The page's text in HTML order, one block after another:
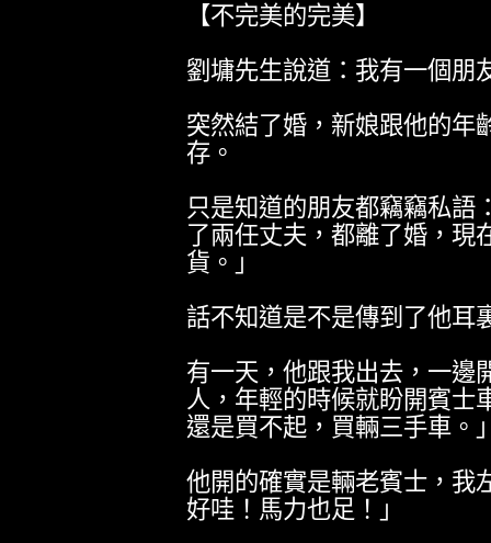
【不完美的完美】
劉墉先生說道：我有一個朋
突然結了婚，新娘跟他的年
存。
只是知道的朋友都竊竊私語
了兩任丈夫，都離了婚，現
貨。」
話不知道是不是傳到了他耳
有一天，他跟我出去，一邊
人，年輕的時候就盼開賓士
還是買不起，買輛三手車。
他開的確實是輛老賓士，我
好哇！馬力也足！」